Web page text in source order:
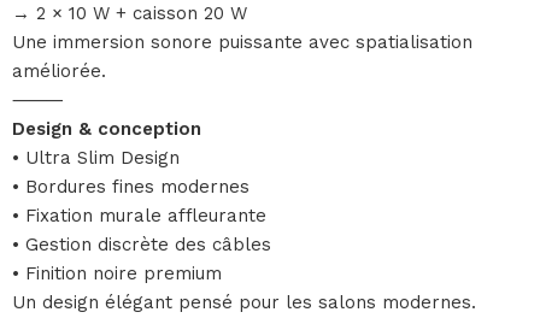
→ 2 × 10 W + caisson 20 W
Une immersion sonore puissante avec spatialisation
améliorée.
⸻
Design & conception
• Ultra Slim Design
• Bordures fines modernes
• Fixation murale affleurante
• Gestion discrète des câbles
• Finition noire premium
Un design élégant pensé pour les salons modernes.